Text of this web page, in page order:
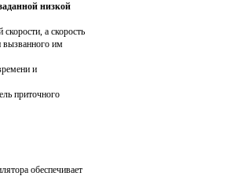
низкой
а скорость
вызванного им
и
приточного
обеспечивает